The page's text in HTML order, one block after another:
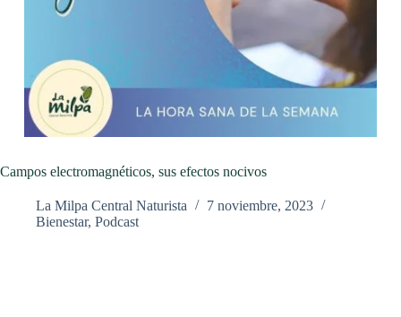
Campos electromagnéticos, sus efectos nocivos
La Milpa Central Naturista
7 noviembre, 2023
Bienestar, Podcast